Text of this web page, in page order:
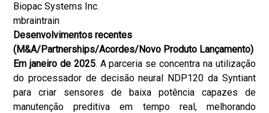
Biopac Systems Inc.
mbraintrain
Desenvolvimentos recentes
(M&A/Partnerships/Acordes/Novo Produto Lançamento)
Em janeiro de 2025. A parceria se concentra na utilização
do processador de decisão neural NDP120 da Syntiant
para criar sensores de baixa potência capazes de
manutenção preditiva em tempo real, melhorando